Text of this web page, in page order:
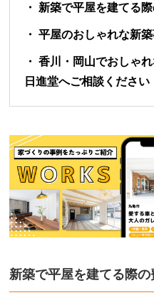
新築で平屋を建てる
平屋のおしゃれな新
香川・岡山でおしゃ
日進堂へご相談ください
新築で平屋を建てる際